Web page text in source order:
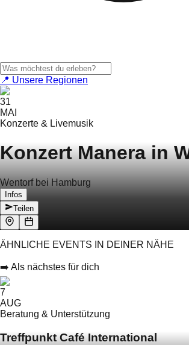
📍 Unsere Regionen
31
MAI
Konzerte & Livemusik
Konzert Manera in
Wentorf bei Hamburg
Infos
Teilen
ÄHNLICHE EVENTS IN DEINER NÄHE
➡️ Als nächstes für dich
7
AUG
Beratung & Unterstützung
Treffpunkt Café International